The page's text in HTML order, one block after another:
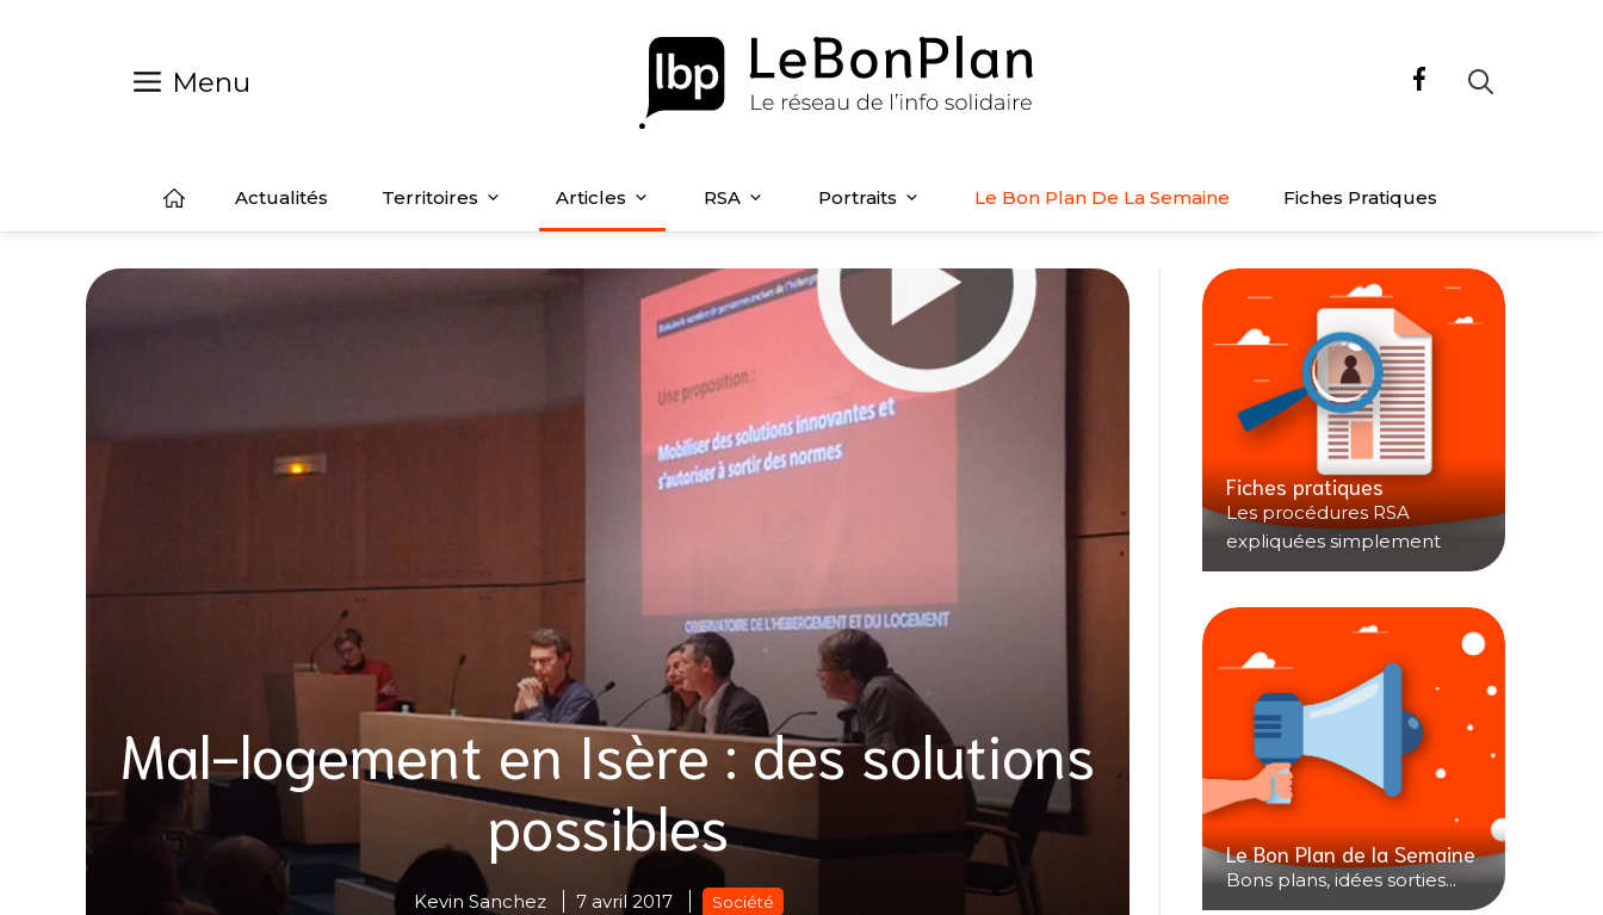
Menu
Actualités Territoires Articles RSA Portraits Le Bon Plan De La Semaine Fiches Pratiques
Mal-logement en Isère : des solutions
possibles
Kevin Sanchez 7 avril 2017 Société
Fiches pratiques
Les procédures RSA
expliquées simplement
Le Bon Plan de la Semaine
Bons plans, idées sorties...